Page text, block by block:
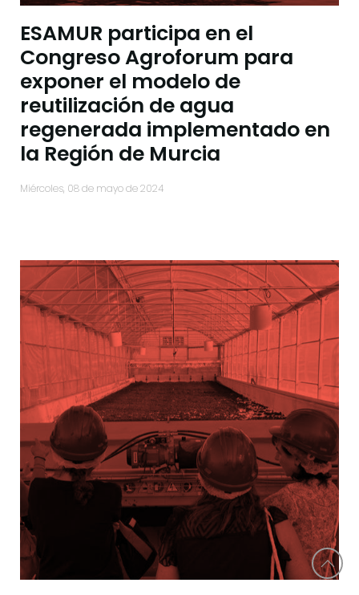
ESAMUR participa en el
Congreso Agroforum para
exponer el modelo de
reutilización de agua
regenerada implementado en
la Región de Murcia
miércoles, 08 de mayo de 2024